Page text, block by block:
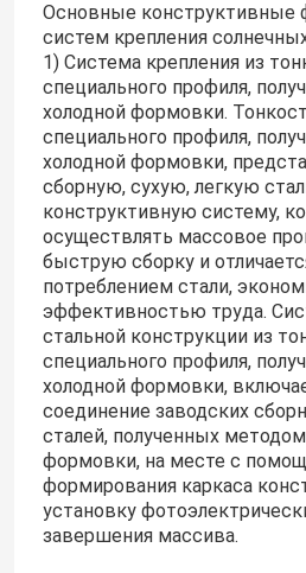
Основные
систем крепления
1) Система крепления из
специального профиля,
холодной формовки.
специального профиля,
холодной формовки,
сборную, сухую, легкую
конструктивную систему,
осуществлять массовое
быструю сборку и
потреблением стали,
эффективностью труда.
стальной конструкции из
специального профиля,
холодной формовки,
соединение заводских
сталей, полученных
формовки, на месте с
формирования каркаса
установку
завершения массива.